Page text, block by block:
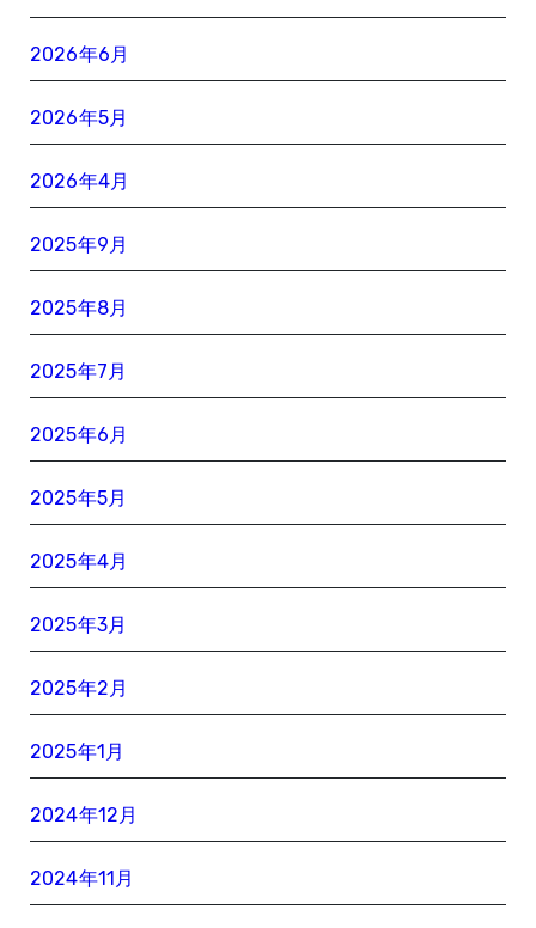
2026年6月
2026年5月
2026年4月
2025年9月
2025年8月
2025年7月
2025年6月
2025年5月
2025年4月
2025年3月
2025年2月
2025年1月
2024年12月
2024年11月